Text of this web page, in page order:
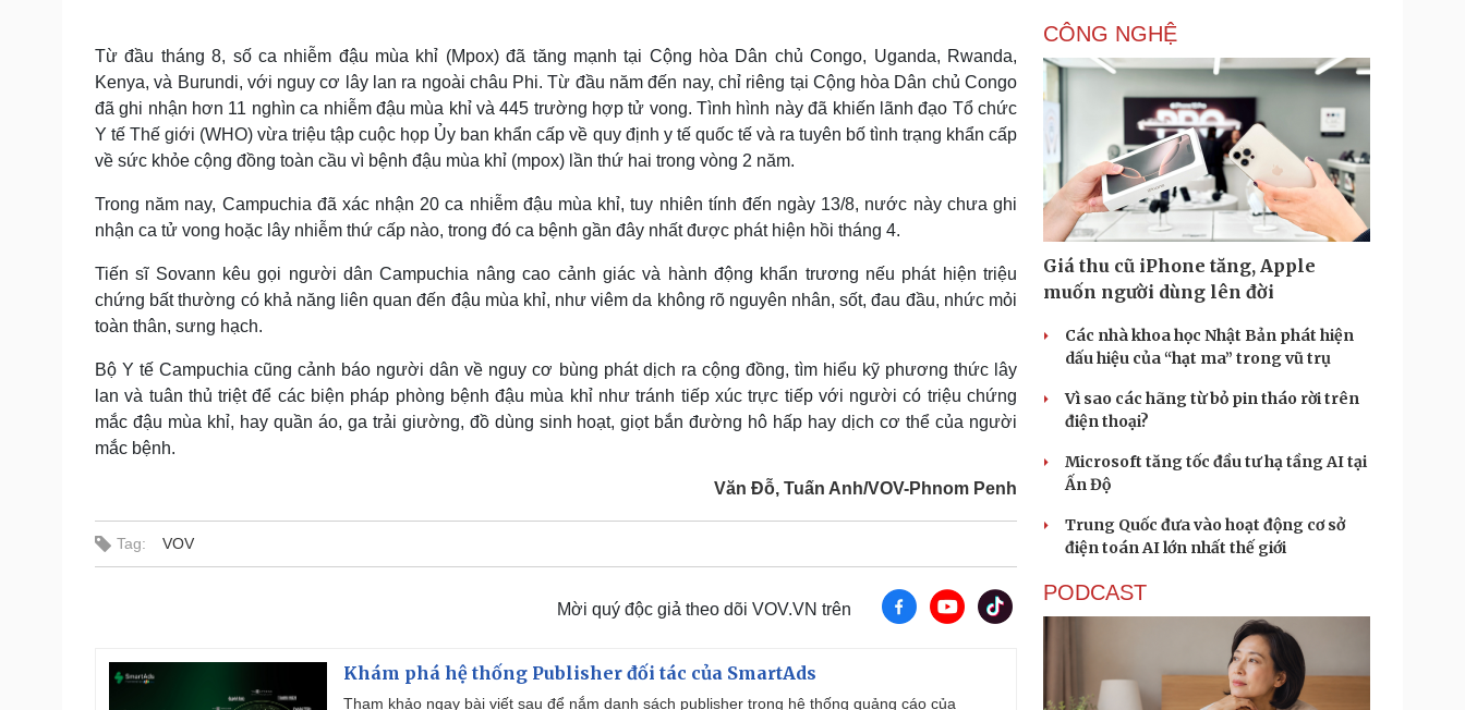
Từ đầu tháng 8, số ca nhiễm đậu mùa khỉ (Mpox) đã tăng mạnh tại Cộng hòa Dân chủ Congo, Uganda, Rwanda,
Kenya, và Burundi, với nguy cơ lây lan ra ngoài châu Phi. Từ đầu năm đến nay, chỉ riêng tại Cộng hòa Dân chủ Congo
đã ghi nhận hơn 11 nghìn ca nhiễm đậu mùa khỉ và 445 trường hợp tử vong. Tình hình này đã khiến lãnh đạo Tổ chức
Y tế Thế giới (WHO) vừa triệu tập cuộc họp Ủy ban khẩn cấp về quy định y tế quốc tế và ra tuyên bố tình trạng khẩn cấp
về sức khỏe cộng đồng toàn cầu vì bệnh đậu mùa khỉ (mpox) lần thứ hai trong vòng 2 năm.
Trong năm nay, Campuchia đã xác nhận 20 ca nhiễm đậu mùa khỉ, tuy nhiên tính đến ngày 13/8, nước này chưa ghi
nhận ca tử vong hoặc lây nhiễm thứ cấp nào, trong đó ca bệnh gần đây nhất được phát hiện hồi tháng 4.
Tiến sĩ Sovann kêu gọi người dân Campuchia nâng cao cảnh giác và hành động khẩn trương nếu phát hiện triệu
chứng bất thường có khả năng liên quan đến đậu mùa khỉ, như viêm da không rõ nguyên nhân, sốt, đau đầu, nhức mỏi
toàn thân, sưng hạch.
Bộ Y tế Campuchia cũng cảnh báo người dân về nguy cơ bùng phát dịch ra cộng đồng, tìm hiểu kỹ phương thức lây
lan và tuân thủ triệt để các biện pháp phòng bệnh đậu mùa khỉ như tránh tiếp xúc trực tiếp với người có triệu chứng
mắc đậu mùa khỉ, hay quần áo, ga trải giường, đồ dùng sinh hoạt, giọt bắn đường hô hấp hay dịch cơ thể của người
mắc bệnh.
Văn Đỗ, Tuấn Anh/VOV-Phnom Penh
Tag: VOV
Mời quý độc giả theo dõi VOV.VN trên
Khám phá hệ thống Publisher đối tác của SmartAds
Tham khảo ngay bài viết sau để nắm danh sách publisher trong hệ thống quảng cáo của
CÔNG NGHỆ
Giá thu cũ iPhone tăng, Apple
muốn người dùng lên đời
Các nhà khoa học Nhật Bản phát hiện
dấu hiệu của “hạt ma” trong vũ trụ
Vì sao các hãng từ bỏ pin tháo rời trên
điện thoại?
Microsoft tăng tốc đầu tư hạ tầng AI tại
Ấn Độ
Trung Quốc đưa vào hoạt động cơ sở
điện toán AI lớn nhất thế giới
PODCAST